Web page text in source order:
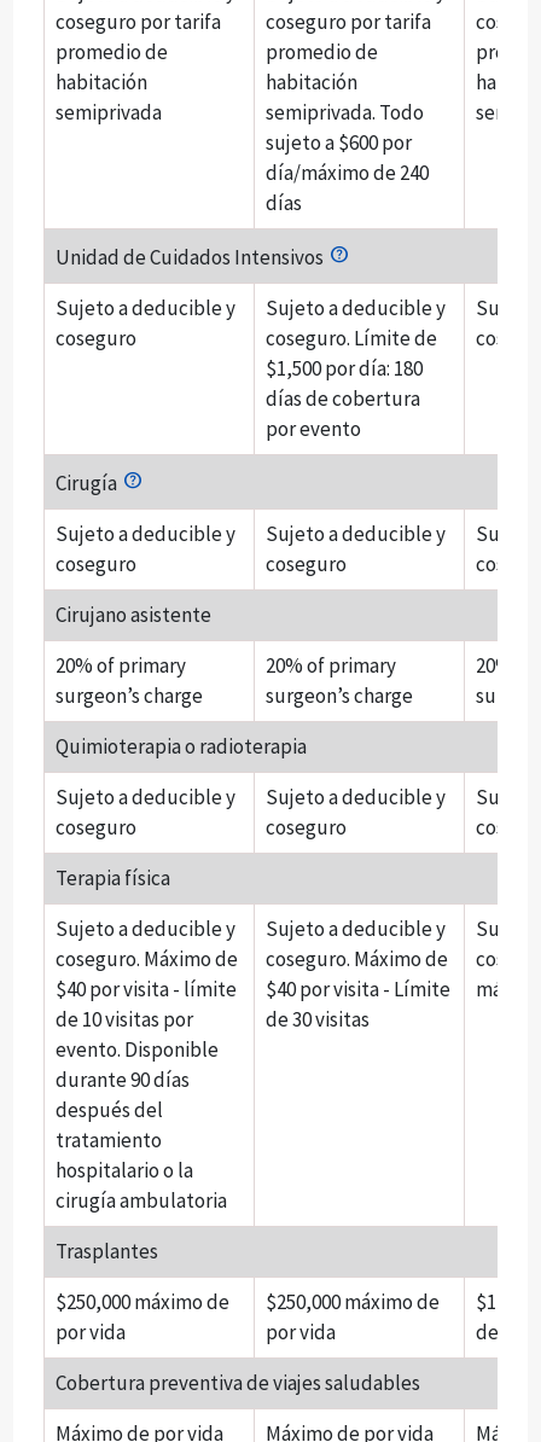
coseguro por tarifa
promedio de
habitación
semiprivada
coseguro por tarifa
promedio de
habitación
semiprivada. Todo
sujeto a $600 por
día/máximo de 240
días
Unidad de Cuidados Intensivos
Sujeto a deducible y
coseguro
Sujeto a deducible y
coseguro. Límite de
$1,500 por día: 180
días de cobertura
por evento
Sujeto
Cirugía
Sujeto a deducible y
coseguro
Sujeto a deducible y
coseguro
Sujeto
Cirujano asistente
20% of primary
surgeon’s charge
20% of primary
surgeon’s charge
20%
Quimioterapia o radioterapia
Sujeto a deducible y
coseguro
Sujeto a deducible y
coseguro
Sujeto
Terapia física
Sujeto a deducible y
coseguro. Máximo de
$40 por visita - límite
de 10 visitas por
evento. Disponible
durante 90 días
después del
tratamiento
hospitalario o la
cirugía ambulatoria
Sujeto a deducible y
coseguro. Máximo de
$40 por visita - Límite
de 30 visitas
Sujeto
Trasplantes
$250,000 máximo de
por vida
$250,000 máximo de
por vida
de por
Cobertura preventiva de viajes saludables
Máximo de por vida
Máximo de por vida